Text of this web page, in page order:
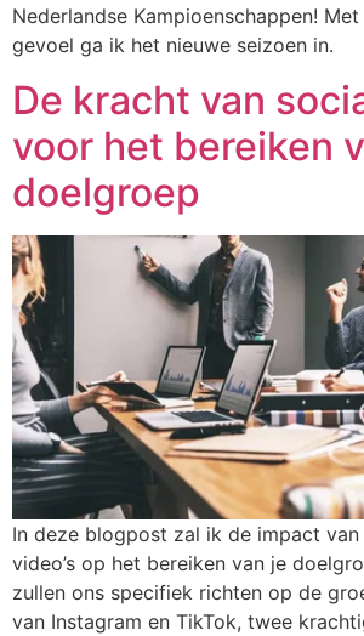
Nederlandse Kampioenschappen!
gevoel ga ik het nieuwe seizoen in.
De kracht van
voor het bereiken
doelgroep
In deze blogpost zal ik de impact van
video’s op het bereiken van je
zullen ons specifiek richten op de
van Instagram en TikTok, twee